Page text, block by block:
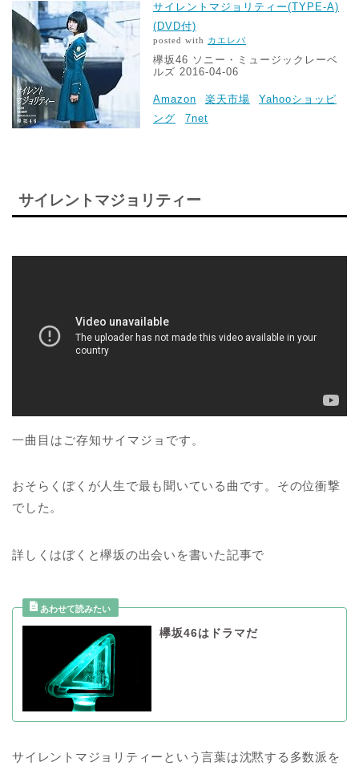
サイレントマジョリティー(TYPE-A)
(DVD付)
posted with カエレバ
欅坂46 ソニー・ミュージックレーベ
ルズ 2016-04-06
Amazon 楽天市場
Yahooショッピ
ング
7net
サイレントマジョリティー
一曲目はご存知サイマジョです。
おそらくぼくが人生で最も聞いている曲です。その位衝撃
でした。
詳しくはぼくと欅坂の出会いを書いた記事で
欅坂46はドラマだ
サイレントマジョリティーという言葉は沈黙する多数派を